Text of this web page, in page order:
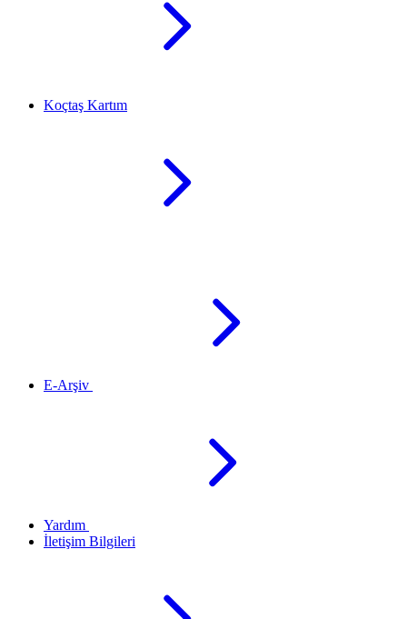
Koçtaş Kartım
E-Arşiv
Yardım
İletişim Bilgileri